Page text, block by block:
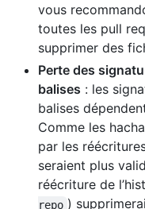
vous
toutes les pull
supprimer des
Perte des
balises : les
balises
Comme les
par les
seraient plus
réécriture de
repo )